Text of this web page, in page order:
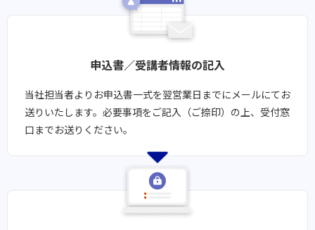
申込書／受講者情報の記入
当社担当者よりお申込書一式を翌営業日までにメールにてお
送りいたします。​必要事項をご記入（ご捺印）の上、受付窓
口までお送りください。